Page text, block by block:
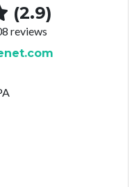
(2.9)
reviews